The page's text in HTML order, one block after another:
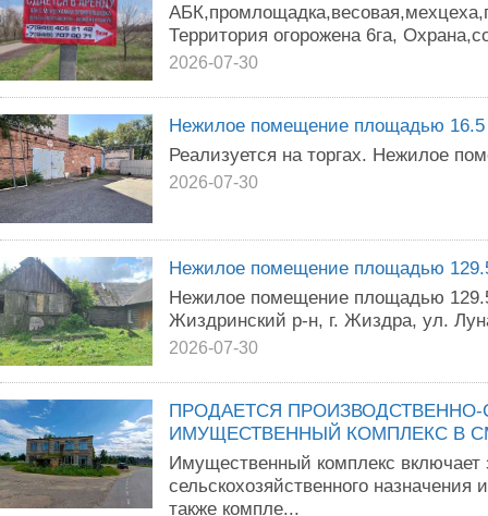
Территория огорожена 6га,
2026-07-30
Нежилое помещение площадью 16.5
Реализуется на торгах. Нежилое
2026-07-30
Нежилое помещение площадью
Нежилое помещение площадью
Жиздринский р-н, г. Жиздра, ул.
2026-07-30
ПРОДАЕТСЯ
ИМУЩЕСТВЕННЫЙ КОМПЛЕКС В
Имущественный комплекс включает
сельскохозяйственного
также компле...